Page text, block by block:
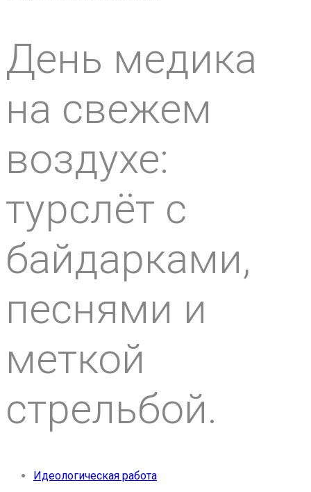
День медика
на свежем
воздухе:
турслёт с
байдарками,
песнями и
меткой
стрельбой.
Идеологическая работа